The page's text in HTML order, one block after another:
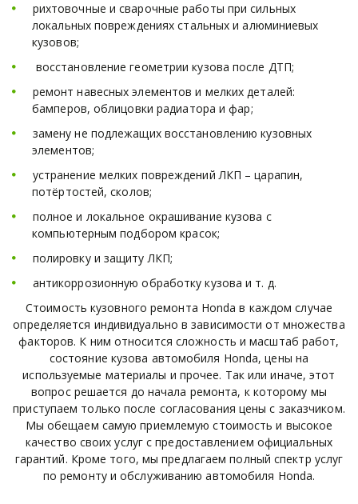
рихтовочные и сварочные работы при сильных
локальных повреждениях стальных и алюминиевых
кузовов;
восстановление геометрии кузова после ДТП;
ремонт навесных элементов и мелких деталей:
бамперов, облицовки радиатора и фар;
замену не подлежащих восстановлению кузовных
элементов;
устранение мелких повреждений ЛКП – царапин,
потёртостей, сколов;
полное и локальное окрашивание кузова с
компьютерным подбором красок;
полировку и защиту ЛКП;
антикоррозионную обработку кузова и т. д.
Стоимость кузовного ремонта Honda в каждом случае
определяется индивидуально в зависимости от множества
факторов. К ним относится сложность и масштаб работ,
состояние кузова автомобиля Honda, цены на
используемые материалы и прочее. Так или иначе, этот
вопрос решается до начала ремонта, к которому мы
приступаем только после согласования цены с заказчиком.
Мы обещаем самую приемлемую стоимость и высокое
качество своих услуг с предоставлением официальных
гарантий. Кроме того, мы предлагаем полный спектр услуг
по ремонту и обслуживанию автомобиля Honda.